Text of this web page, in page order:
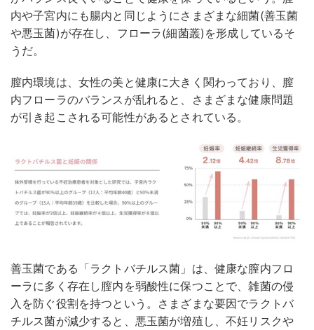
内や子宮内にも腸内と同じようにさまざまな細菌(善玉菌
や悪玉菌)が存在し、フローラ(細菌叢)を形成しているそ
うだ。
膣内環境は、女性の美と健康に大きく関わっており、膣
内フローラのバランスが乱れると、さまざまな健康問題
が引き起こされる可能性があるとされている。
善玉菌である「ラクトバチルス菌」は、健康な膣内フロ
ーラに多く存在し膣内を弱酸性に保つことで、雑菌の侵
入を防ぐ役割を持つという。さまざまな要因でラクトバ
チルス菌が減少すると、悪玉菌が増殖し、不妊リスクや